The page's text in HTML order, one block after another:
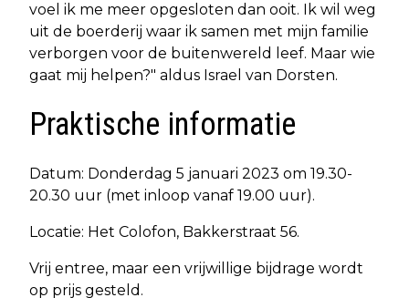
voel ik me meer opgesloten dan ooit. Ik wil weg
uit de boerderij waar ik samen met mijn familie
verborgen voor de buitenwereld leef. Maar wie
gaat mij helpen?" aldus Israel van Dorsten.
Praktische informatie
Datum: Donderdag 5 januari 2023 om 19.30-
20.30 uur (met inloop vanaf 19.00 uur).
Locatie: Het Colofon, Bakkerstraat 56.
Vrij entree, maar een vrijwillige bijdrage wordt
op prijs gesteld.